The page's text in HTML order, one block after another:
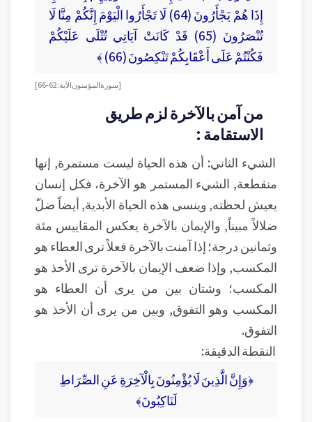
إِذَا هُمْ يَجْأَرُونَ (64) لَا تَجْأَرُوا الْيَوْمَ إِنَّكُمْ مِنَّا لَا
تُنْصَرُونَ (65) قَدْ كَانَتْ آيَاتِي تُتْلَى عَلَيْكُمْ
فَكُنْتُمْ عَلَى أَعْقَابِكُمْ تَنْكِصُونَ (66) ﴾
[سورة المؤمنون الآية:62-66]
من آمن بالآخرة لزم طريق
الاستقامة :
الشيء الثاني: أن هذه الحياة ليست مستمرة, إنها
منقطعة, الشيء المستمر هو الآخرة، فكل إنسان
يعيش لحظته, وينسى هذه الحياة الأبدية, أيضاً ضلّ
ضلالاً مبيناً, والإيمان بالآخرة يعكس المقاييس مئة
وثمانين درجة؛ إذا آمنت بالآخرة فعلاً ترى العطاء هو
المكسب, وإذا ضعف الإيمان بالآخرة ترى الأخذ هو
المكسب؛ وشتان بين من يرى أن العطاء هو
المكسب وهو التفوق, وبين من يرى أن الأخذ هو
التفوق.
النقطة الدقيقة:
﴿وَإِنَّ الَّذِينَ لَا يُؤْمِنُونَ بِالْآخِرَةِ عَنِ الصِّرَاطِ
لَنَاكِبُونَ﴾